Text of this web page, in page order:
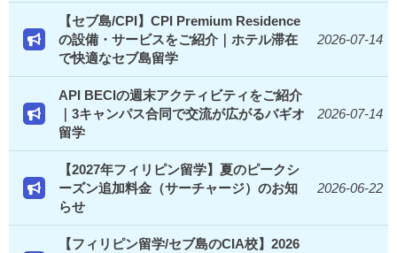
【セブ島/CPI】CPI Premium Residence
の設備・サービスをご紹介｜ホテル滞在
で快適なセブ島留学
2026-07-14
API BECIの週末アクティビティをご紹介
｜3キャンパス合同で交流が広がるバギオ
留学
2026-07-14
【2027年フィリピン留学】夏のピークシ
ーズン追加料金（サーチャージ）のお知
らせ
2026-06-22
【フィリピン留学/セブ島のCIA校】2026